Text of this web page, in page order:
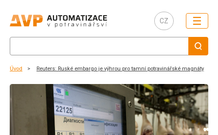
CZ ☰
Úvod Reuters: Ruské embargo je výhrou pro tamní potravinářské magnáty